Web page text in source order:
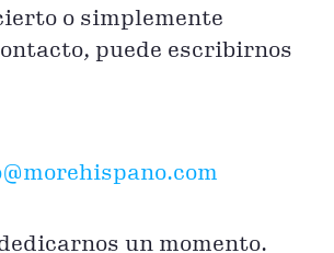
o simplemente
puede escribirnos
un momento.